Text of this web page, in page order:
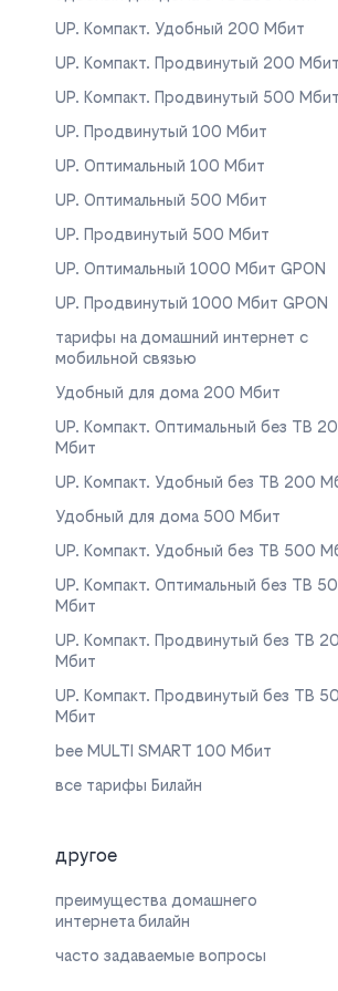
UP. Компакт. Удобный 200 Мбит
UP. Компакт. Продвинутый 200 Мбит
UP. Компакт. Продвинутый 500 Мбит
UP. Продвинутый 100 Мбит
UP. Оптимальный 100 Мбит
UP. Оптимальный 500 Мбит
UP. Продвинутый 500 Мбит
UP. Оптимальный 1000 Мбит GPON
UP. Продвинутый 1000 Мбит GPON
тарифы на домашний интернет с
мобильной связью
Удобный для дома 200 Мбит
UP. Компакт. Оптимальный без ТВ
Мбит
UP. Компакт. Удобный без ТВ 200
Удобный для дома 500 Мбит
UP. Компакт. Удобный без ТВ 500
UP. Компакт. Оптимальный без ТВ
Мбит
UP. Компакт. Продвинутый без ТВ
Мбит
UP. Компакт. Продвинутый без ТВ
Мбит
bee MULTI SMART 100 Мбит
все тарифы Билайн
другое
преимущества домашнего
интернета билайн
часто задаваемые вопросы